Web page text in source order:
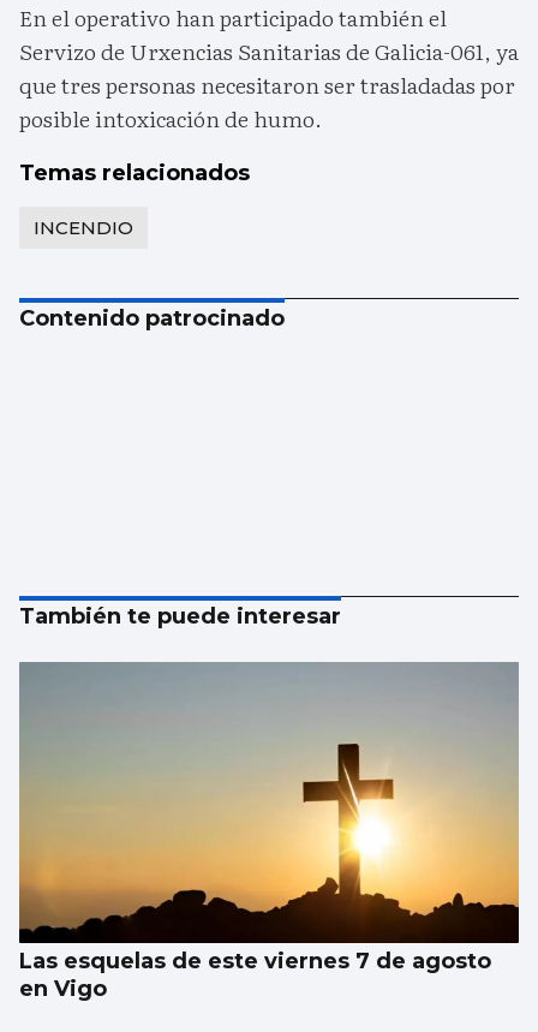
En el operativo han participado también el
Servizo de Urxencias Sanitarias de Galicia-061, ya
que tres personas necesitaron ser trasladadas por
posible intoxicación de humo.
Temas relacionados
INCENDIO
Contenido patrocinado
También te puede interesar
Las esquelas de este viernes 7 de agosto
en Vigo